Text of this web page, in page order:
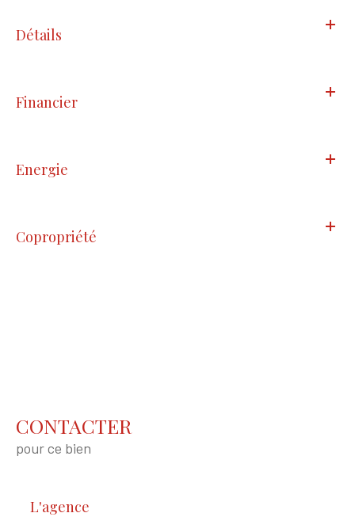
Détails
Financier
Energie
Copropriété
CONTACTER
pour ce bien
L'agence